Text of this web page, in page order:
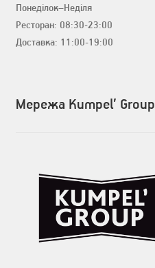
Понеділок–Неділя
Ресторан: 08:30-23:00
Доставка: 11:00-19:00
Мережа Kumpel’ Group